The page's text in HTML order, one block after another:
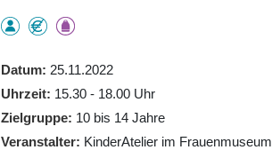
Datum
25.11.2022
Uhrzeit
15.30 - 18.00 Uhr
Zielgruppe
10 bis 14 Jahre
Veranstalter
KinderAtelier im Frauenmuseum